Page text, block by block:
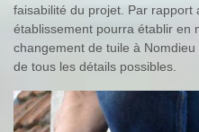
faisabilité du projet. Par rapport
établissement pourra établir en
changement de tuile à
de tous les détails possibles.